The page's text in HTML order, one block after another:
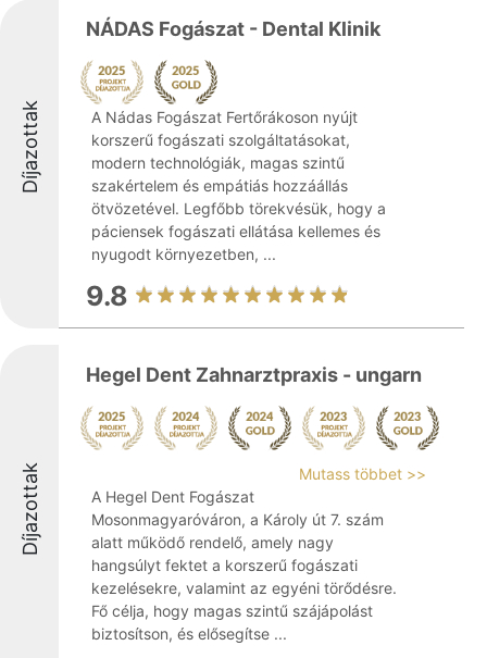
Díjazottak
NÁDAS Fogászat - Dental Klinik
A Nádas Fogászat Fertőrákoson nyújt
korszerű fogászati szolgáltatásokat,
modern technológiák, magas szintű
szakértelem és empátiás hozzáállás
ötvözetével. Legfőbb törekvésük, hogy a
páciensek fogászati ellátása kellemes és
nyugodt környezetben, ...
9.8
Díjazottak
Hegel Dent Zahnarztpraxis - ungarn
Mutass többet >>
A Hegel Dent Fogászat
Mosonmagyaróváron, a Károly út 7. szám
alatt működő rendelő, amely nagy
hangsúlyt fektet a korszerű fogászati
kezelésekre, valamint az egyéni törődésre.
Fő célja, hogy magas szintű szájápolást
biztosítson, és elősegítse ...